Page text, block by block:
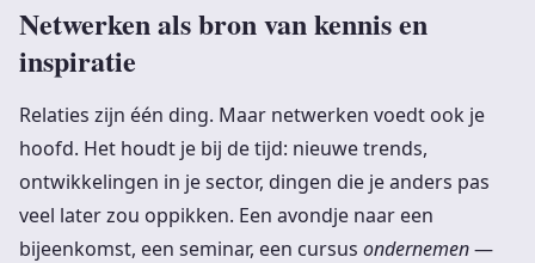
Netwerken als bron van kennis en
inspiratie
Relaties zijn één ding. Maar netwerken voedt ook je
hoofd. Het houdt je bij de tijd: nieuwe trends,
ontwikkelingen in je sector, dingen die je anders pas
veel later zou oppikken. Een avondje naar een
bijeenkomst, een seminar, een cursus ondernemen—